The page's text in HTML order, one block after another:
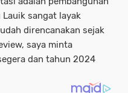
sangat layak
direncanakan sejak
saya minta
dan tahun 2024